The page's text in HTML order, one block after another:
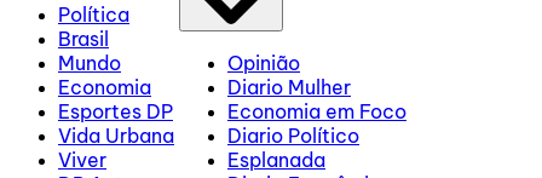
Política
Brasil
Mundo
Economia
Esportes DP
Vida Urbana
Viver
Opinião
Diario Mulher
Economia em Foco
Diario Político
Esplanada